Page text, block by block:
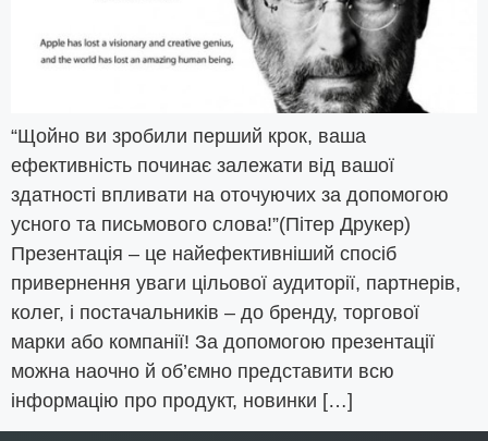
“Щойно ви зробили перший крок, ваша
ефективність починає залежати від вашої
здатності впливати на оточуючих за допомогою
усного та письмового слова!”(Пітер Друкер)
Презентація – це найефективніший спосіб
привернення уваги цільової аудиторії, партнерів,
колег, і постачальників – до бренду, торгової
марки або компанії! За допомогою презентації
можна наочно й об’ємно представити всю
інформацію про продукт, новинки […]